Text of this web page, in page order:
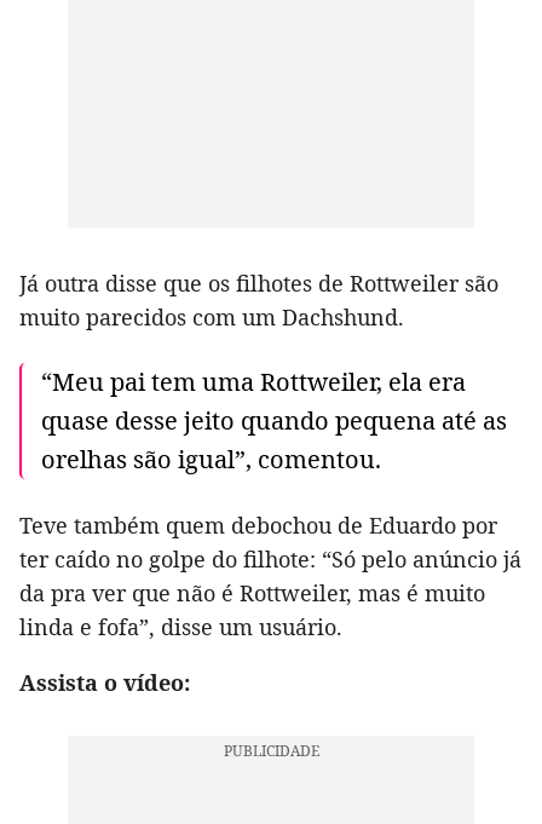
Já outra disse que os filhotes de Rottweiler são
muito parecidos com um Dachshund.
“Meu pai tem uma Rottweiler, ela era
quase desse jeito quando pequena até as
orelhas são igual”, comentou.
Teve também quem debochou de Eduardo por
ter caído no golpe do filhote: “Só pelo anúncio já
da pra ver que não é Rottweiler, mas é muito
linda e fofa”, disse um usuário.
Assista o vídeo: